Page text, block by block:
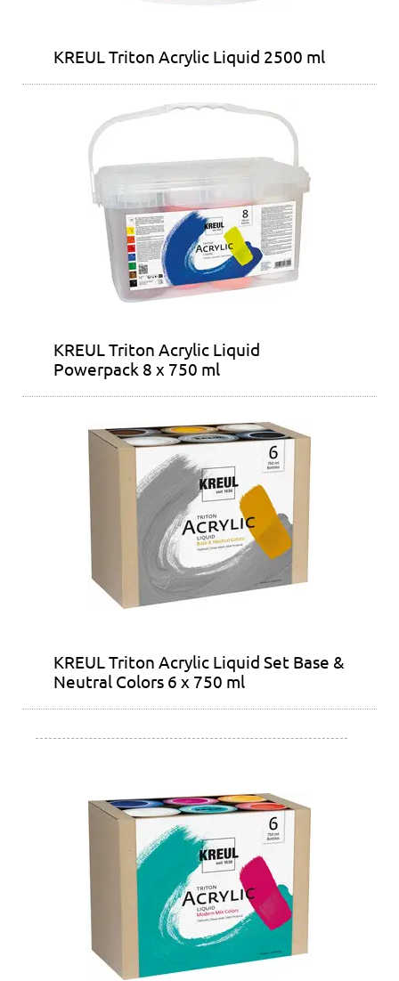
KREUL Triton Acrylic Liquid 2500 ml
KREUL Triton Acrylic Liquid
Powerpack 8 x 750 ml
KREUL Triton Acrylic Liquid Set Base &
Neutral Colors 6 x 750 ml